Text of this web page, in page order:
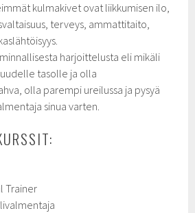
kulmakivet ovat liikkumisen ilo,
terveys, ammattitaito,
harjoittelusta eli mikäli
tasolle ja olla
olla parempi ureilussa ja pysyä
sinua varten.
Trainer